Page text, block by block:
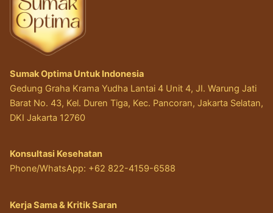
Sumak Optima Untuk Indonesia
Gedung Graha Krama Yudha Lantai 4 Unit 4, JI. Warung Jati
Barat No. 43, Kel. Duren Tiga, Kec. Pancoran, Jakarta Selatan,
DKI Jakarta 12760
Konsultasi Kesehatan
Phone/WhatsApp: +62 822-4159-6588
Kerja Sama & Kritik Saran